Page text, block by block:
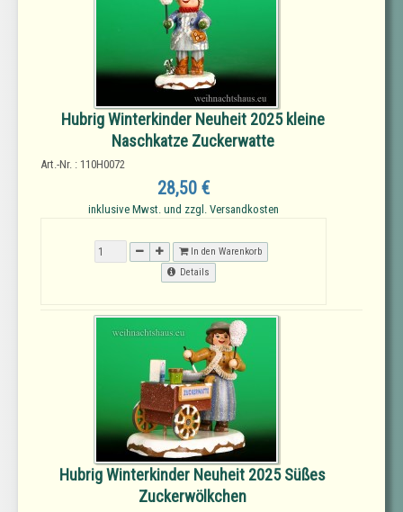
Hubrig Winterkinder Neuheit 2025 kleine
Naschkatze Zuckerwatte
Art.-Nr. : 110H0072
28,50 €
inklusive Mwst. und zzgl. Versandkosten
In den Warenkorb
Details
Hubrig Winterkinder Neuheit 2025 Süßes
Zuckerwölkchen